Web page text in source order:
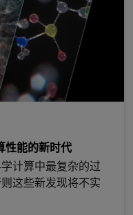
性能的新时代
计算中最复杂的过
这些新发现将不实